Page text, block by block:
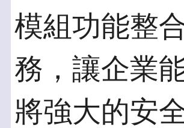
模組功能整
務，讓企業
將強大的安